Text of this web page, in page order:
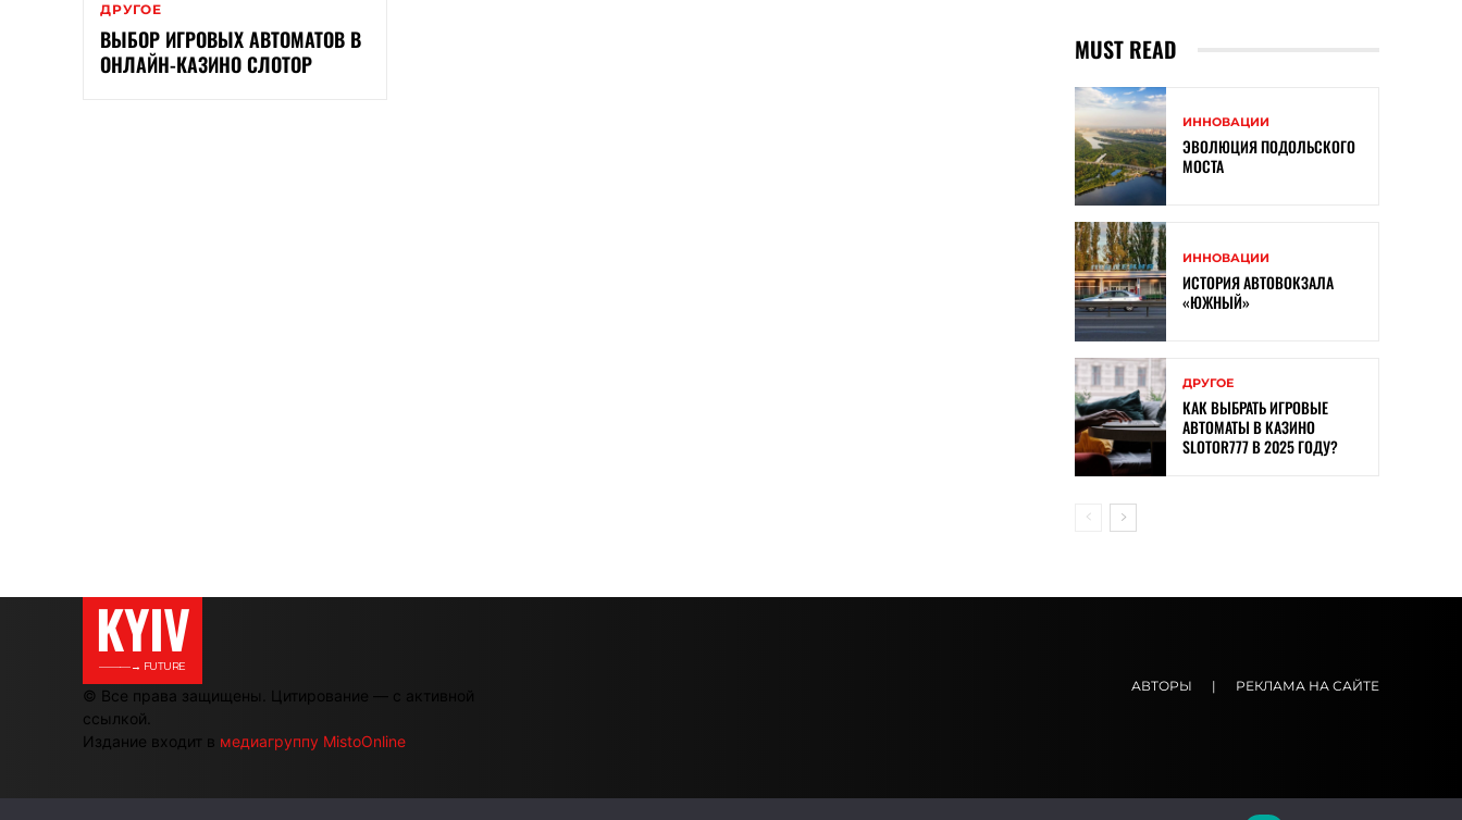
ДРУГОЕ
ВЫБОР ИГРОВЫХ АВТОМАТОВ В
ОНЛАЙН-КАЗИНО СЛОТОР
MUST READ
ИННОВАЦИИ
ЭВОЛЮЦИЯ ПОДОЛЬСКОГО
МОСТА
ИННОВАЦИИ
ИСТОРИЯ АВТОВОКЗАЛА
«ЮЖНЫЙ»
ДРУГОЕ
КАК ВЫБРАТЬ ИГРОВЫЕ
АВТОМАТЫ В КАЗИНО
SLOTOR777 В 2025 ГОДУ?
KYIV
———→ FUTURE
© Все права защищены. Цитирование — с активной
ссылкой.
Издание входит в медиагруппу MistoOnline
АВТОРЫ | РЕКЛАМА НА САЙТЕ